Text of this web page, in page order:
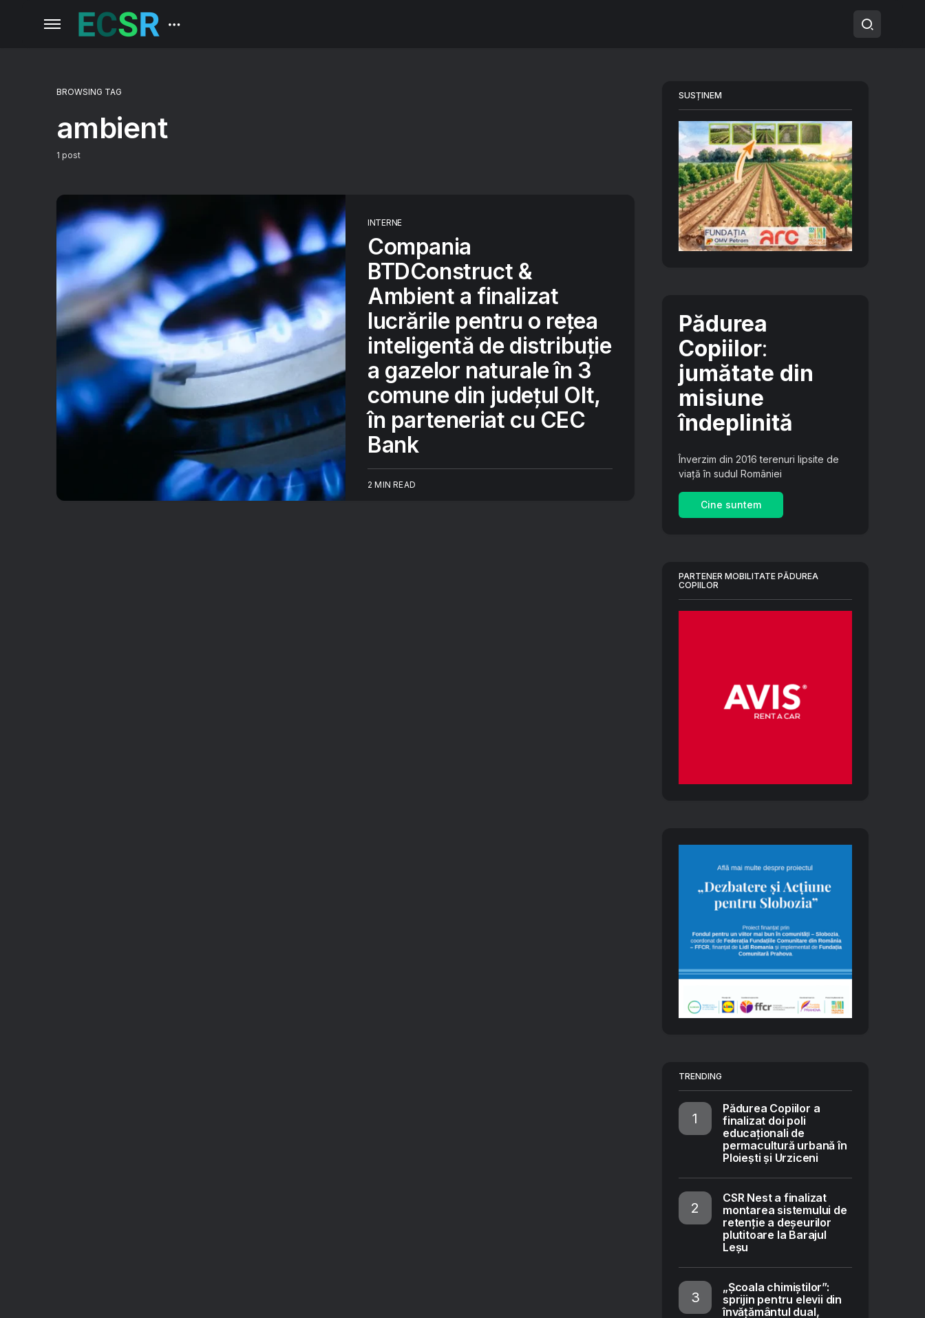
BROWSING TAG
ambient
1 post
INTERNE
Compania
BTDConstruct &
Ambient a finalizat
lucrările pentru o rețea
inteligentă de distribuție
a gazelor naturale în 3
comune din județul Olt,
în parteneriat cu CEC
Bank
2 MIN READ
SUSȚINEM
Pădurea
Copiilor:
jumătate din
misiune
îndeplinită
Înverzim din 2016 terenuri lipsite de
viață în sudul României
Cine suntem
PARTENER MOBILITATE PĂDUREA
COPIILOR
TRENDING
Pădurea Copiilor a
finalizat doi poli
educaționali de
permacultură urbană în
Ploiești și Urziceni
CSR Nest a finalizat
montarea sistemului de
retenție a deșeurilor
plutitoare la Barajul
Leșu
„Școala chimiștilor”:
sprijin pentru elevii din
învățământul dual,